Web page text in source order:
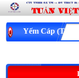
Yếm Cáp (Thép)